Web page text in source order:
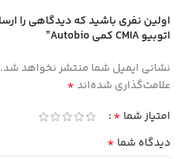
اتوبيو CMIA كمي Autobio”
نشانی ایمیل شما منتشر نخواهد شد.
علامت‌گذاری شده‌اند*
امتیاز شما *
دیدگاه شما *